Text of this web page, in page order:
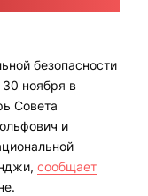
безопасности
30 ноября в
Совета
и
сообщает